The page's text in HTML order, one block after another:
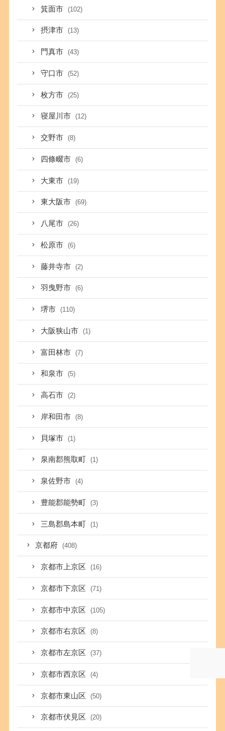
箕面市 (102)
摂津市 (13)
門真市 (43)
守口市 (52)
枚方市 (25)
寝屋川市 (12)
交野市 (8)
四條畷市 (6)
大東市 (19)
東大阪市 (69)
八尾市 (26)
松原市 (6)
藤井寺市 (2)
羽曳野市 (6)
堺市 (110)
大阪狭山市 (1)
富田林市 (7)
和泉市 (5)
高石市 (2)
岸和田市 (8)
貝塚市 (1)
泉南郡熊取町 (1)
泉佐野市 (4)
豊能郡能勢町 (3)
三島郡島本町 (1)
京都府 (408)
京都市上京区 (16)
京都市下京区 (71)
京都市中京区 (105)
京都市右京区 (8)
京都市左京区 (37)
京都市西京区 (4)
京都市東山区 (50)
京都市伏見区 (20)